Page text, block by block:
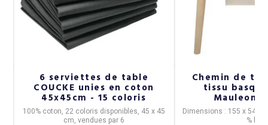
6 serviettes de table
COUCKE unies en coton
45x45cm - 15 coloris
100% coton, 22 coloris disponibles, 45 x 45
cm, vendues par 6
Chemin de
tissu
Mauleon
Dimensions : 155 x 54
% lin.